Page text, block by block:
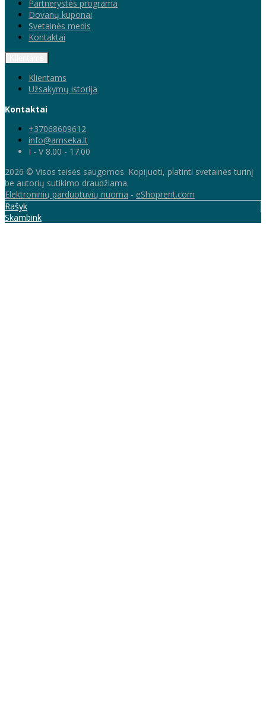
Partnerystės programa
Dovanų kuponai
Svetainės medis
Kontaktai
Klientams
Užsakymų istorija
Kontaktai
+37068609612
info@amseka.lt
I - V 8.00 - 17.00
2026 © Visos teisės saugomos. Kopijuoti, platinti svetainės turinį
be autorių sutikimo draudžiama.
Elektroninių parduotuvių nuoma - eShoprent.com
Rašyk
Skambink